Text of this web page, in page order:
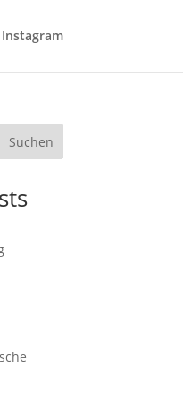
Instagram
Suchen